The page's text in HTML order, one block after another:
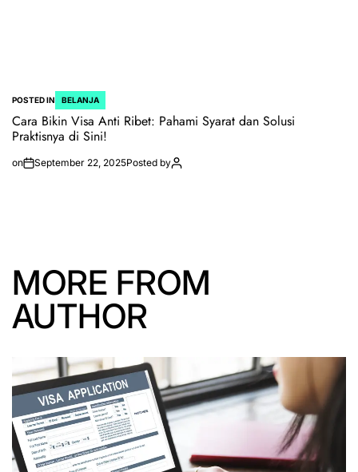
POSTED IN BELANJA
Cara Bikin Visa Anti Ribet: Pahami Syarat dan Solusi
Praktisnya di Sini!
on September 22, 2025Posted by
MORE FROM
AUTHOR